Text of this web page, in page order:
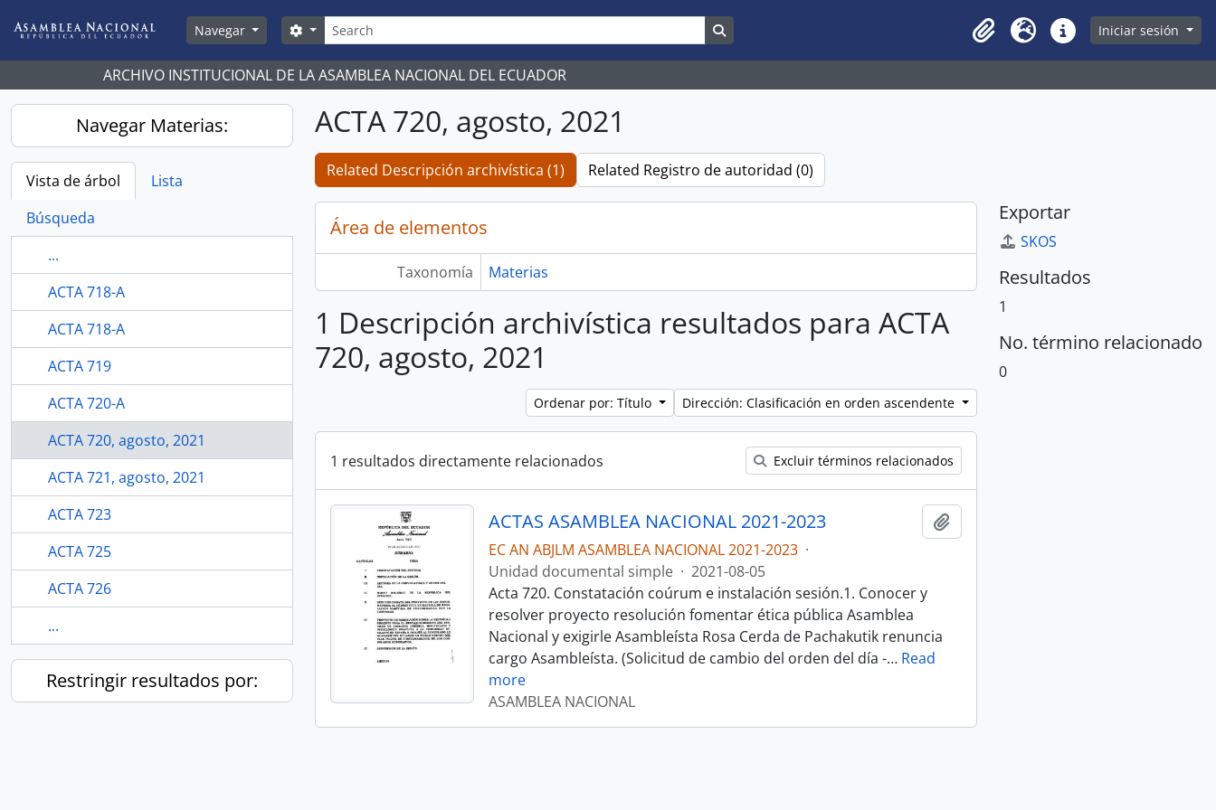
Navegar
Búsqueda
Search options
Clipboard
Idioma Enlaces rápidos
Iniciar sesión
ARCHIVO INSTITUCIONAL DE LA ASAMBLEA NACIONAL DEL ECUADOR
Navegar Materias:
Vista de árbol
Lista
Búsqueda
...
ACTA 718-A
ACTA 718-A
ACTA 719
ACTA 720-A
ACTA 720, agosto, 2021
ACTA 721, agosto, 2021
ACTA 723
ACTA 725
ACTA 726
...
Restringir resultados por:
ACTA 720, agosto, 2021
Related Descripción archivística (1) Related Registro de autoridad (0)
Área de elementos
Taxonomía Materias
1 Descripción archivística resultados para ACTA
720, agosto, 2021
Ordenar por: Título Dirección: Clasificación en orden ascendente
1 resultados directamente relacionados Excluir términos relacionados
ACTAS ASAMBLEA NACIONAL 2021-2023
EC AN ABJLM ASAMBLEA NACIONAL 2021-2023 ·
Unidad documental simple · 2021-08-05
Acta 720. Constatación coúrum e instalación sesión.1. Conocer y
resolver proyecto resolución fomentar ética pública Asamblea
Nacional y exigirle Asambleísta Rosa Cerda de Pachakutik renuncia
cargo Asambleísta. (Solicitud de cambio del orden del día -… Read
more
ASAMBLEA NACIONAL
Exportar
SKOS
Resultados
1
No. término relacionado
0